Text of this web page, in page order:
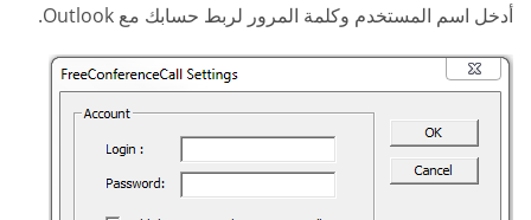
أدخل اسم المستخدم وكلمة المرور لربط حسابك مع Outlook.